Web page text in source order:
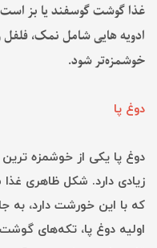
غذا گوشت گوسفند یا بز
ادویه هایی شامل نمک، فلفل
خوشمزه‌تر شود.
دوغ پا
دوغ پا یکی از خوشمزه
زیادی دارد. شکل ظاهری
که با این خورشت دارد، به
اولیه دوغ پا، تکه‌های